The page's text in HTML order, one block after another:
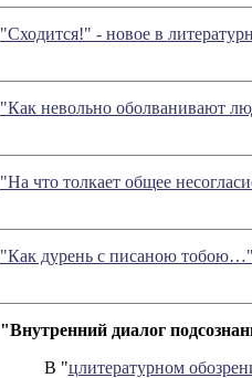
"Сходится!" - новое в
"Как невольно оболванивают
"На что толкает общее
"Как дурень с писаною
"Внутренний диалог
В "цлитературном